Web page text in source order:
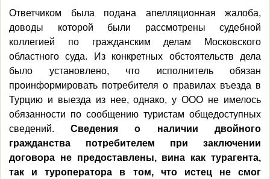
Ответчиком была подана апелляционная жалоба,
доводы которой были рассмотрены судебной
коллегией по гражданским делам Московского
областного суда. Из конкретных обстоятельств дела
было установлено, что исполнитель обязан
проинформировать потребителя о правилах въезда в
Турцию и выезда из нее, однако, у ООО не имелось
обязанности по сообщению туристам общедоступных
сведений.
Сведения о наличии
двойного
гражданства потребителем при заключении
договора не предоставлены, вина как турагента,
так и туроператора в том, что истец
не
смог